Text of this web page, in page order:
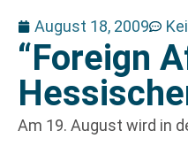
August 18, 2009
“Foreign
Am 19. August wird in